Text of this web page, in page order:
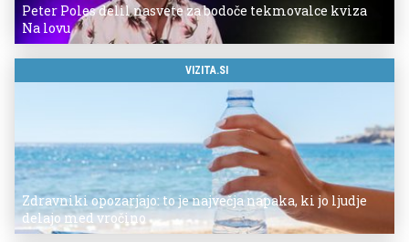
Peter Poles delil nasvete za bodoče tekmovalce kviza
Na lovu
VIZITA.SI
Zdravniki opozarjajo: to je največja napaka, ki jo ljudje
delajo med vročino